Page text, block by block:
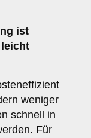
ist
weniger
schnell in
Für